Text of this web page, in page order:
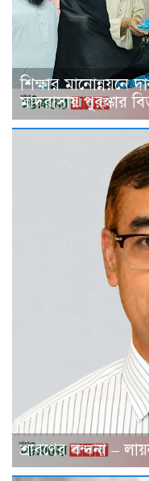
শিক্ষার মানোন্নয়নে
মাদরাসায় পুরস্কার
শ্রাবণের বন্দনা –